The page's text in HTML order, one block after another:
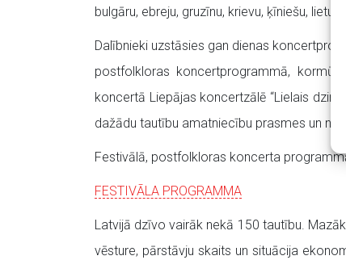
bulgāru, ebreju, gruzīnu, krievu, ķīniešu,
Dalībnieki uzstāsies gan dienas
postfolkloras koncertprogrammā,
koncertā Liepājas koncertzālē “Lielais
dažādu tautību amatniecību prasmes un
Festivālā, postfolkloras koncerta
FESTIVĀLA PROGRAMMA
Latvijā dzīvo vairāk nekā 150 tautību.
vēsture, pārstāvju skaits un situācija